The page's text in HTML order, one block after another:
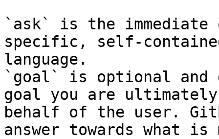
`ask` is the
specific, self-
language.
`goal` is optional and
goal you are
behalf of the user.
answer towards what